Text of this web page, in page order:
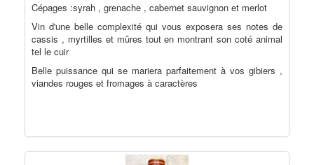
Cépages :syrah , grenache , cabernet sauvignon et merlot
Vin d'une belle complexité qui vous exposera ses notes de
cassis , myrtilles et mûres tout en montrant son coté animal
tel le cuir
Belle puissance qui se mariera parfaitement à vos gibiers ,
viandes rouges et fromages à caractères